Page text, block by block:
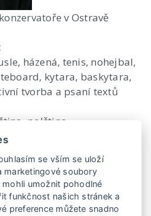
v Ostravě
házená, tenis, nohejbal,
kytara, baskytara,
tvorba a psaní textů
polština
ženskou, Drazí
oddělení, …
herec na volné noze
se vším se uloží
marketingové soubory
umožnit pohodlné
funkčnost našich stránek a
preference můžete snadno